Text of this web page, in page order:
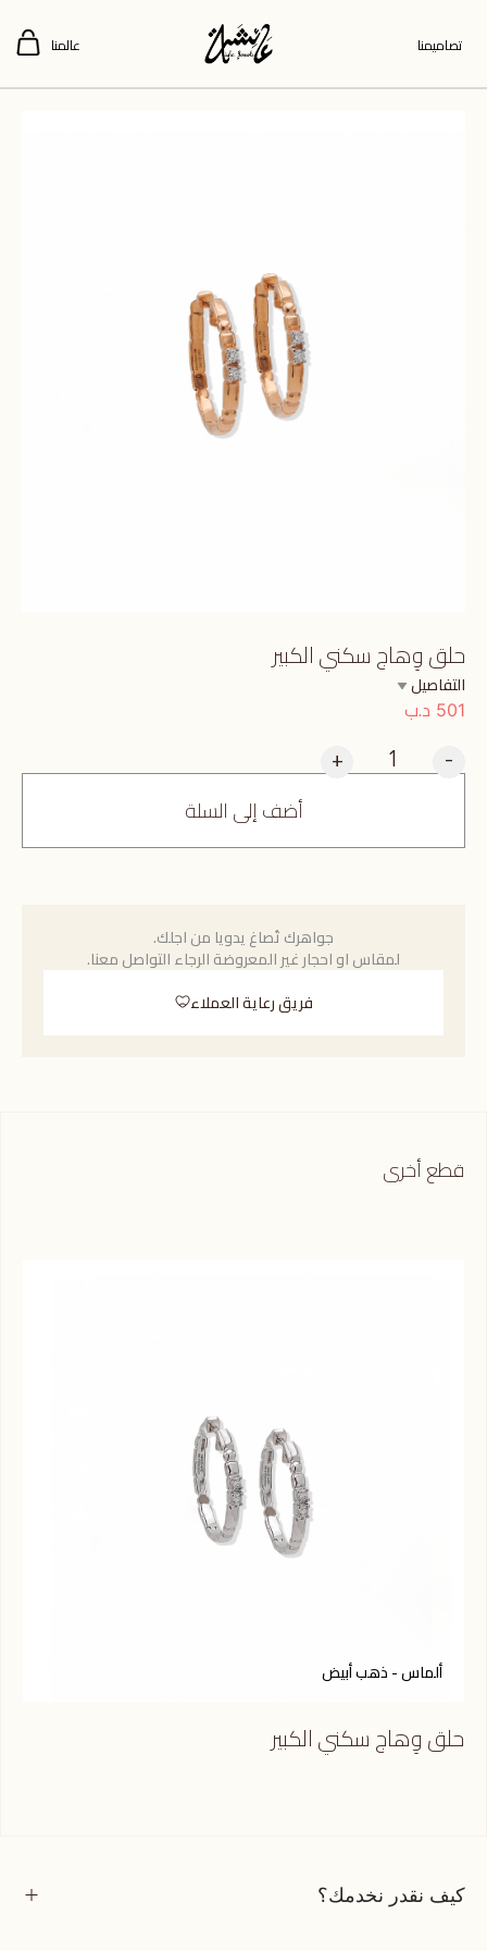
تصاميمنا عالمنا
حلق وِهاج سكني الكبير
التفاصيل
501 د.ب
-
+
أضف إلى السلة
جواهرك تُصاغ يدويا من اجلك.
لمقاس او احجار غير المعروضة الرجاء التواصل معنا.
فريق رعاية العملاء
قطع أخرى
ألماس - ذهب أبيض
حلق وِهاج سكني الكبير
كيف نقدر نخدمك؟